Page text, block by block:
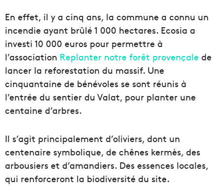
En effet, il y a cinq ans, la commune a connu un
incendie ayant brûlé 1 000 hectares. Ecosia a
investi 10 000 euros pour permettre à
l’association Replanter notre forêt provençale de
lancer la reforestation du massif. Une
cinquantaine de bénévoles se sont réunis à
l’entrée du sentier du Valat, pour planter une
centaine d’arbres.
Il s’agit principalement d’oliviers, dont un
centenaire symbolique, de chênes kermès, des
arbousiers et d’amandiers. Des essences locales,
qui renforceront la biodiversité du site.